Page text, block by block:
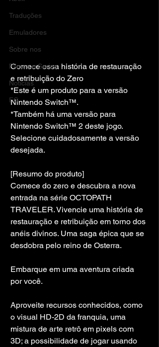
Traduções
Emuladores
Sobre nos
Filmes e Series
Noticias
FG
Comece essa história de restauração
e retribuição do Zero
*Este é um produto para a versão
Nintendo Switch™.
*Também há uma versão para
Nintendo Switch™ 2 deste jogo.
Selecione cuidadosamente a versão
desejada.
[Resumo do produto]
Comece do zero e descubra a nova
entrada na série OCTOPATH
TRAVELER. Vivencie uma história de
restauração e retribuição em torno dos
anéis divinos. Uma saga épica que se
desdobra pelo reino de Osterra.
Embarque em uma aventura criada
por você.
Aproveite recursos conhecidos, como
o visual HD-2D da franquia, uma
mistura de arte retrô em pixels com
3D; a possibilidade de jogar usando